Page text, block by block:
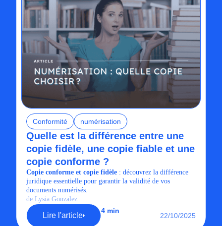
Conformité numérisation
Quelle est la différence entre une
copie fidèle, une copie fiable et une
copie conforme ?
Copie conforme et copie fidèle : découvrez la différence
juridique essentielle pour garantir la validité de vos
documents numérisés.
de Lysia Gonzalez
Lire l'article
4 min
22/10/2025